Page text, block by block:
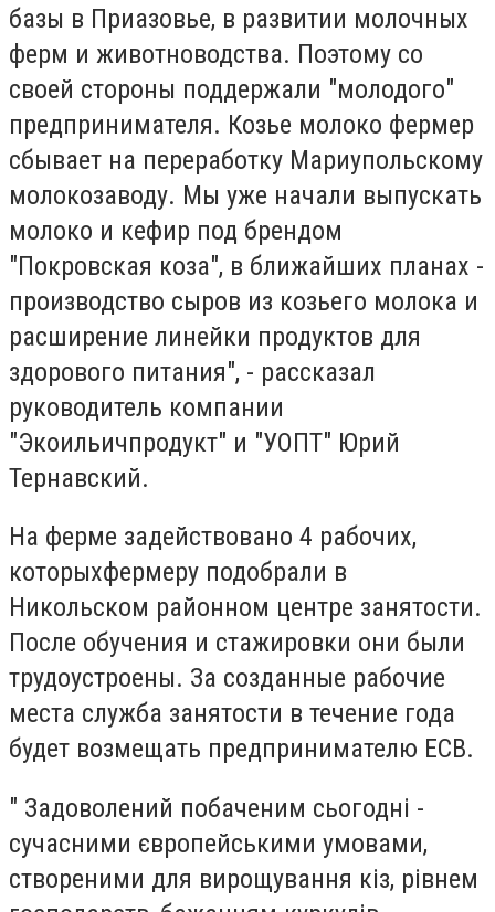
базы в Приазовье, в развитии молочных
ферм и животноводства. Поэтому со
своей стороны поддержали "молодого"
предпринимателя. Козье молоко фермер
сбывает на переработку Мариупольскому
молокозаводу. Мы уже начали выпускать
молоко и кефир под брендом
"Покровская коза", в ближайших планах -
производство сыров из козьего молока и
расширение линейки продуктов для
здорового питания", - рассказал
руководитель компании
"Экоильичпродукт" и "УОПТ" Юрий
Тернавский.
На ферме задействовано 4 рабочих,
которыхфермеру подобрали в
Никольском районном центре занятости.
После обучения и стажировки они были
трудоустроены. За созданные рабочие
места служба занятости в течение года
будет возмещать предпринимателю ЕСВ.
" Задоволений побаченим сьогодні -
сучасними європейськими умовами,
створеними для вирощування кіз, рівнем